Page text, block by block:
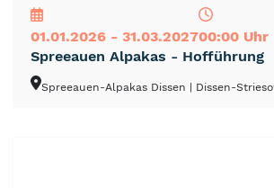
01.01.2026 - 31.03.202700:00 Uhr
Spreeauen Alpakas - Hofführung
Spreeauen-Alpakas Dissen | Dissen-